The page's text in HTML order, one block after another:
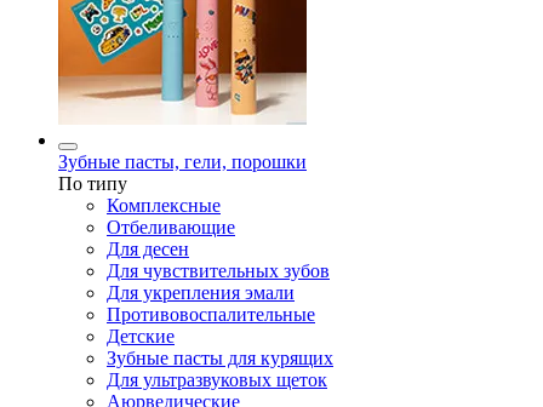
Зубные пасты, гели, порошки
По типу
Комплексные
Отбеливающие
Для десен
Для чувствительных зубов
Для укрепления эмали
Противовоспалительные
Детские
Зубные пасты для курящих
Для ультразвуковых щеток
Аюрведические